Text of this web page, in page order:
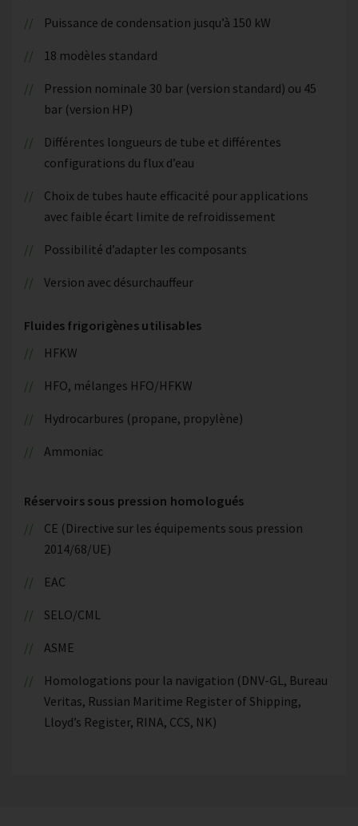
Puissance de condensation jusqu’à 150 kW
18 modèles standard
Pression nominale 30 bar (version standard) ou 45
bar (version HP)
Différentes longueurs de tube et différentes
configurations du flux d’eau
Choix de tubes haute efficacité pour applications
avec faible écart limite de refroidissement
Possibilité d’adapter les composants
Version avec désurchauffeur
Fluides frigorigènes utilisables
HFKW
HFO, mélanges HFO/HFKW
Hydrocarbures (propane, propylène)
Ammoniac
Réservoirs sous pression homologués
CE (Directive sur les équipements sous pression
2014/68/UE)
EAC
SELO/CML
ASME
Homologations pour la navigation (DNV-GL, Bureau
Veritas, Russian Maritime Register of Shipping,
Lloyd’s Register, RINA, CCS, NK)